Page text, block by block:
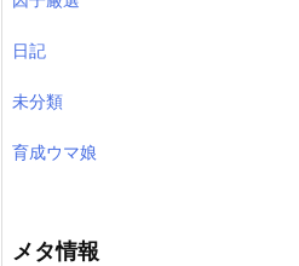
日記
未分類
育成ウマ娘
メタ情報